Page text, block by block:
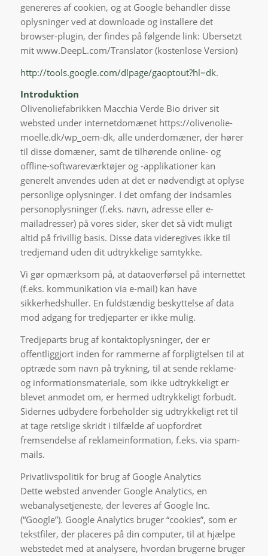
genereres af cookien, og at Google behandler disse
oplysninger ved at downloade og installere det
browser-plugin, der findes på følgende link: Übersetzt
mit www.DeepL.com/Translator (kostenlose Version)
http://tools.google.com/dlpage/gaoptout?hl=dk.
Introduktion
Olivenoliefabrikken Macchia Verde Bio driver sit
websted under internetdomænet https://olivenolie-
moelle.dk/wp_oem-dk, alle underdomæner, der hører
til disse domæner, samt de tilhørende online- og
offline-softwareværktøjer og -applikationer kan
generelt anvendes uden at det er nødvendigt at oplyse
personlige oplysninger. I det omfang der indsamles
personoplysninger (f.eks. navn, adresse eller e-
mailadresser) på vores sider, sker det så vidt muligt
altid på frivillig basis. Disse data videregives ikke til
tredjemand uden dit udtrykkelige samtykke.
Vi gør opmærksom på, at dataoverførsel på internettet
(f.eks. kommunikation via e-mail) kan have
sikkerhedshuller. En fuldstændig beskyttelse af data
mod adgang for tredjeparter er ikke mulig.
Tredjeparts brug af kontaktoplysninger, der er
offentliggjort inden for rammerne af forpligtelsen til at
optræde som navn på trykning, til at sende reklame-
og informationsmateriale, som ikke udtrykkeligt er
blevet anmodet om, er hermed udtrykkeligt forbudt.
Sidernes udbydere forbeholder sig udtrykkeligt ret til
at tage retslige skridt i tilfælde af uopfordret
fremsendelse af reklameinformation, f.eks. via spam-
mails.
Privatlivspolitik for brug af Google Analytics
Dette websted anvender Google Analytics, en
webanalysetjeneste, der leveres af Google Inc.
(“Google”). Google Analytics bruger “cookies”, som er
tekstfiler, der placeres på din computer, til at hjælpe
webstedet med at analysere, hvordan brugerne bruger